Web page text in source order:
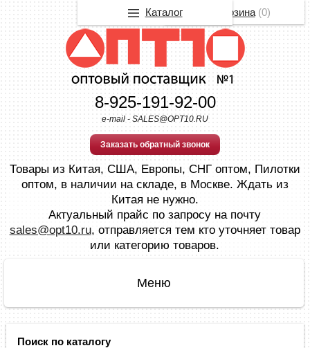
8-925-191-92-00
e-mail - SALES@OPT10.RU
Заказать обратный звонок
Товары из Китая, США, Европы, СНГ оптом, Пилотки
оптом, в наличии на складе, в Москве. Ждать из
Китая не нужно.
Актуальный прайс по запросу на почту
sales@opt10.ru, отправляется тем кто уточняет товар
или категорию товаров.
Поиск по каталогу
Корзина(0)
Каталог